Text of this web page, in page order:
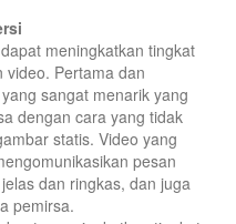
meningkatkan tingkat
video. Pertama dan
sangat menarik yang
dengan cara yang tidak
statis. Video yang
pesan
dan ringkas, dan juga
pemirsa.